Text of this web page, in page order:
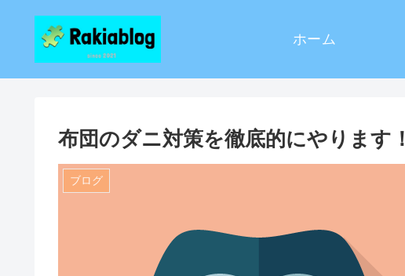
ホーム
布団のダニ対策を徹底的にやります！
ブログ